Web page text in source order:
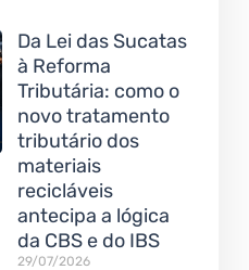
Da Lei das Sucatas
à Reforma
Tributária: como o
novo tratamento
tributário dos
materiais
recicláveis
antecipa a lógica
da CBS e do IBS
29/07/2026